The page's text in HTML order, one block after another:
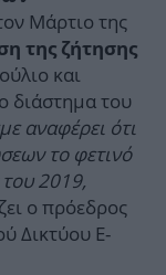
Μάρτιο της
της ζήτησης
και
διάστημα του
αναφέρει ότι
το φετινό
2019,
ο πρόεδρος
Δικτύου E-